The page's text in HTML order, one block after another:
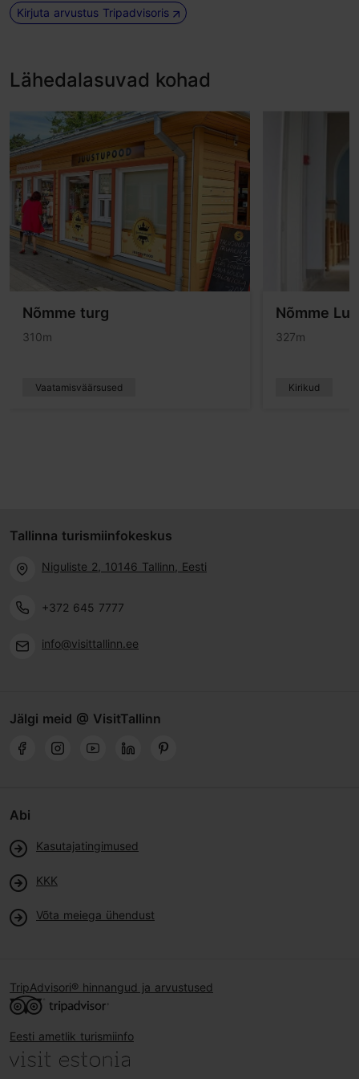
Kirjuta arvustus Tripadvisoris
Lähedalasuvad kohad
Nõmme turg
310m
Vaatamisväärsused
Nõmme
327m
Kirikud
Tallinna turismiinfokeskus
Niguliste 2, 10146 Tallinn, Eesti
+372 645 7777
info@visittallinn.ee
Jälgi meid @ VisitTallinn
Abi
Kasutajatingimused
KKK
Võta meiega ühendust
TripAdvisori® hinnangud ja arvustused
Eesti ametlik turismiinfo